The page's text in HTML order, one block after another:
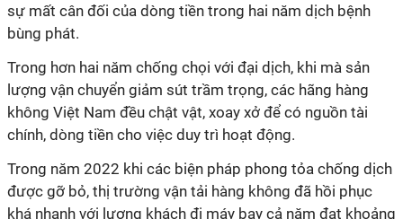
sự mất cân đối của dòng tiền trong hai năm dịch bệnh
bùng phát.
Trong hơn hai năm chống chọi với đại dịch, khi mà sản
lượng vận chuyển giảm sút trầm trọng, các hãng hàng
không Việt Nam đều chật vật, xoay xở để có nguồn tài
chính, dòng tiền cho việc duy trì hoạt động.
Trong năm 2022 khi các biện pháp phong tỏa chống dịch
được gỡ bỏ, thị trường vận tải hàng không đã hồi phục
khá nhanh với lượng khách đi máy bay cả năm đạt khoảng